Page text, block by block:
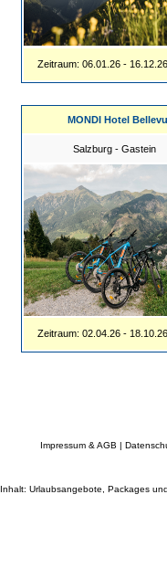
Zeitraum: 06.01.26 -
MONDI Hotel
Salzburg - Gastein
Zeitraum: 02.04.26 -
Impressum & AGB |
Inhalt: Urlaubsangebote, Packages